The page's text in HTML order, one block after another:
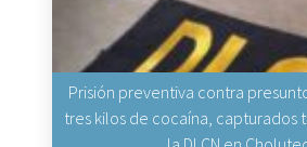
Prisión preventiva contra
tres kilos de cocaína, capturados